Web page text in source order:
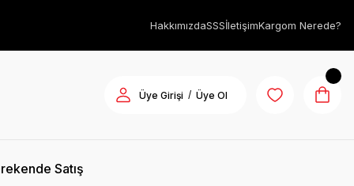
HakkımızdaSSSİletişimKargom Nerede?
Üye Girişi / Üye Ol
Satış